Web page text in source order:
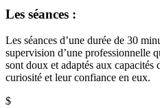
Les séances :
Les séances d’une durée de 30
supervision d’une professionnelle
sont doux et adaptés aux capacités
curiosité et leur confiance en eux.
$